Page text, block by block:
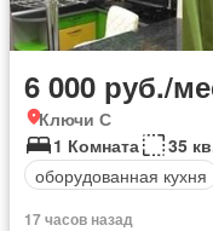
6 000 руб./
Ключи С
1 Комната
35
оборудованная кухня
17 часов назад